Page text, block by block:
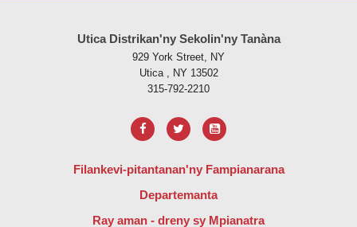
Utica Distrikan'ny Sekolin'ny Tanàna
929 York Street, NY
Utica , NY 13502
315-792-2210
Filankevi-pitantanan'ny Fampianarana
Departemanta
Ray aman - dreny sy Mpianatra